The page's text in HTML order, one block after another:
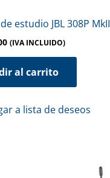
estudio JBL 308P MkII
(IVA INCLUIDO)
al carrito
a lista de deseos